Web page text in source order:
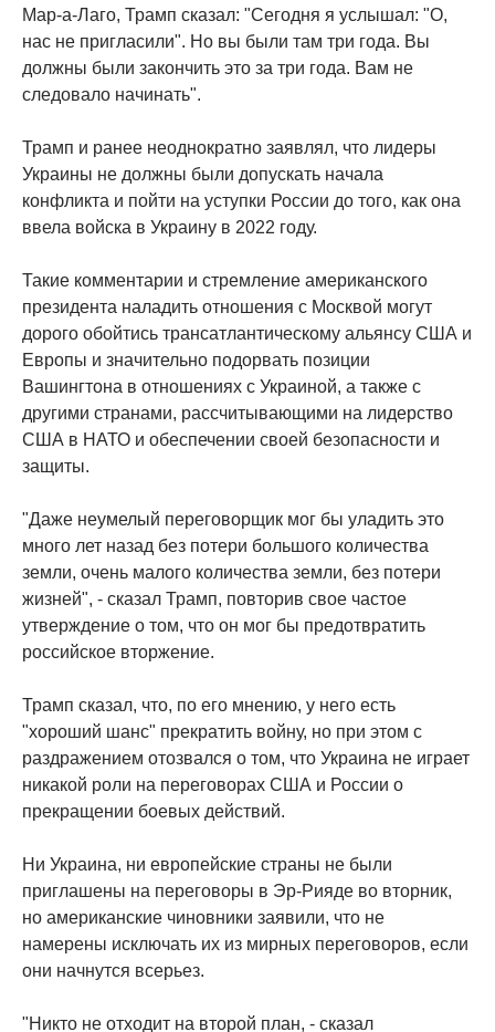
Мар-а-Лаго, Трамп сказал: "Сегодня я услышал: "О,
нас не пригласили". Но вы были там три года. Вы
должны были закончить это за три года. Вам не
следовало начинать".
Трамп и ранее неоднократно заявлял, что лидеры
Украины не должны были допускать начала
конфликта и пойти на уступки России до того, как она
ввела войска в Украину в 2022 году.
Такие комментарии и стремление американского
президента наладить отношения с Москвой могут
дорого обойтись трансатлантическому альянсу США и
Европы и значительно подорвать позиции
Вашингтона в отношениях с Украиной, а также с
другими странами, рассчитывающими на лидерство
США в НАТО и обеспечении своей безопасности и
защиты.
"Даже неумелый переговорщик мог бы уладить это
много лет назад без потери большого количества
земли, очень малого количества земли, без потери
жизней", - сказал Трамп, повторив свое частое
утверждение о том, что он мог бы предотвратить
российское вторжение.
Трамп сказал, что, по его мнению, у него есть
"хороший шанс" прекратить войну, но при этом с
раздражением отозвался о том, что Украина не играет
никакой роли на переговорах США и России о
прекращении боевых действий.
Ни Украина, ни европейские страны не были
приглашены на переговоры в Эр-Рияде во вторник,
но американские чиновники заявили, что не
намерены исключать их из мирных переговоров, если
они начнутся всерьез.
"Никто не отходит на второй план, - сказал